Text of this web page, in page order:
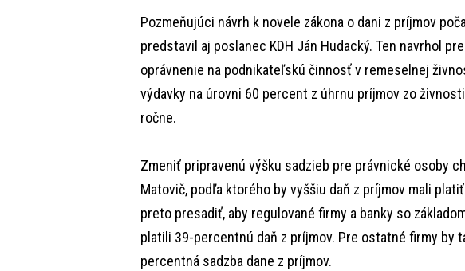
Pozmeňujúci návrh k novele zákona o dani z príjmov
predstavil aj poslanec KDH Ján Hudacký. Ten navrhol
oprávnenie na podnikateľskú činnosť v remeselnej
výdavky na úrovni 60 percent z úhrnu príjmov zo
ročne.
Zmeniť pripravenú výšku sadzieb pre právnické osoby
Matovič, podľa ktorého by vyššiu daň z príjmov mali
preto presadiť, aby regulované firmy a banky so
platili 39-percentnú daň z príjmov. Pre ostatné firmy by
percentná sadzba dane z príjmov.